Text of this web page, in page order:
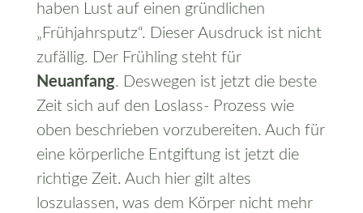
haben Lust auf einen gründlichen
„Frühjahrsputz“. Dieser Ausdruck ist nicht
zufällig. Der Frühling steht für
Neuanfang. Deswegen ist jetzt die beste
Zeit sich auf den Loslass- Prozess wie
oben beschrieben vorzubereiten. Auch für
eine körperliche Entgiftung ist jetzt die
richtige Zeit. Auch hier gilt altes
loszulassen, was dem Körper nicht mehr